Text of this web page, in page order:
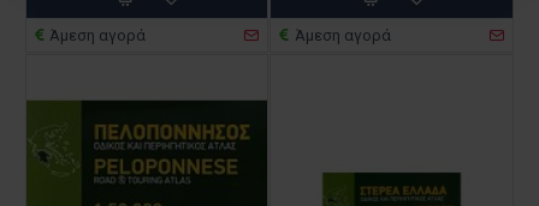
Άμεση αγορά Άμεση αγορά